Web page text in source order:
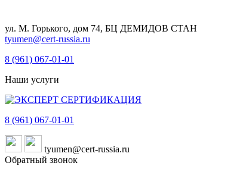
ул. М. Горького, дом 74, БЦ ДЕМИДОВ СТАН
tyumen@cert-russia.ru
8 (961) 067-01-01
Наши услуги
8 (961) 067-01-01
tyumen@cert-russia.ru
Обратный звонок